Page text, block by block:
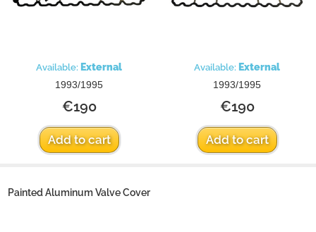
Available: External
1993/1995
€190
Add to cart
Available: External
1993/1995
€190
Add to cart
Painted Aluminum Valve Cover